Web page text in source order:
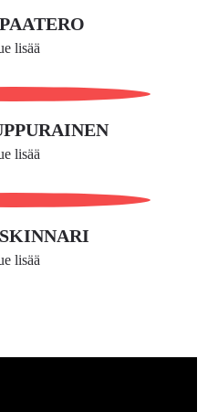
lisää
lisää
lisää